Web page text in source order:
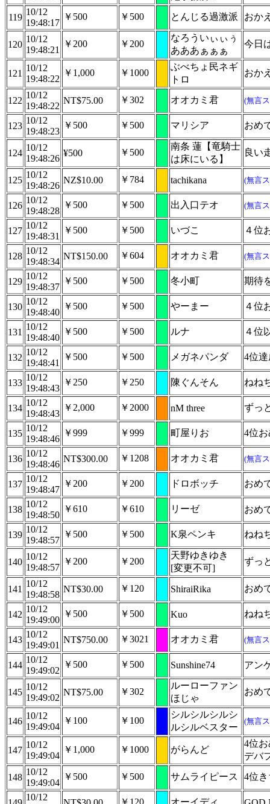
119
10/12
19:48:17
￥500 ￥500 とんじる過激派 おか
120
10/12
19:48:21
￥200 ￥200
なろういぃぃぅ
あああぁぁぁ
今日
121
10/12
19:48:22
￥1,000 ￥1000
ぶべちょ民ネギ
トロ
おか
122
10/12
19:48:22
NT$75.00 ￥302 オオカミ君 (無言
123
10/12
19:48:23
￥500 ￥500 マリシア おめ
124
10/12
19:48:26
¥500 ￥500
南条 蓮【竜騎士
は床にいる】
良い
125
10/12
19:48:26
NZ$10.00 ￥784 tachikana (無言
126
10/12
19:48:28
￥500 ￥500 出入口テオ (無言
127
10/12
19:48:31
￥500 ￥500 いづこ ４位
128
10/12
19:48:34
NT$150.00 ￥604 オオカミ君 (無言
129
10/12
19:48:37
￥500 ￥500 冬小町 期待
130
10/12
19:48:40
￥500 ￥500 やーまー ４位
131
10/12
19:48:40
￥500 ￥500 ルナ ４位
132
10/12
19:48:41
￥500 ￥500 メガネパンダ 4位
133
10/12
19:48:43
￥250 ￥250 陳ぐんそん ねね
134
10/12
19:48:43
￥2,000 ￥2000 nM three ずっ
135
10/12
19:48:46
￥999 ￥999 町屋りお 4位
136
10/12
19:48:46
NT$300.00 ￥1208 オオカミ君 (無言
137
10/12
19:48:47
￥200 ￥200 ドロボッチ おめ
138
10/12
19:48:50
￥610 ￥610 リーゼ おめ
139
10/12
19:48:57
￥500 ￥500 K泉ペンキ ねね
140
10/12
19:48:57
￥200 ￥200
天野ゆきゆき
[変更不可]
ずっ
141
10/12
19:48:58
NT$30.00 ￥120 ShiraiRika おめ
142
10/12
19:49:00
￥500 ￥500 Kuo ねね
143
10/12
19:49:01
NT$750.00 ￥3021 オオカミ君 (無言
144
10/12
19:49:02
￥500 ￥500 Sunshine74 アン
145
10/12
19:49:02
NT$75.00 ￥302
ルーローファン
ほじゃ
おめ
146
10/12
19:49:04
￥100 ￥100
シルシルシルシ
ルシルベスター
(無言
147
10/12
19:49:04
￥1,000 ￥1000 がらんど
4位
デバ
148
10/12
19:49:04
￥500 ￥500 サムライピース 4位
10/12
￥120 オーイディ